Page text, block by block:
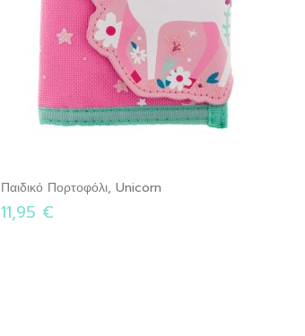
Παιδικό Πορτοφόλι, Unicorn
11,95 €